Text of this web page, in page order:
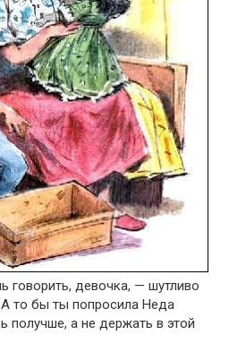
говорить, девочка, — шутливо
то бы ты попросила Неда
получше, а не держать в этой